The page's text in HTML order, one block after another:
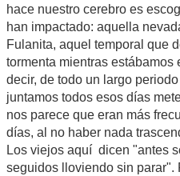
hace nuestro cerebro es
han impactado: aquella
Fulanita, aquel temporal que
tormenta mientras estábamos
decir, de todo un largo
juntamos todos esos días
nos parece que eran más
días, al no haber nada
Los viejos aquí dicen "antes
seguidos lloviendo sin parar".